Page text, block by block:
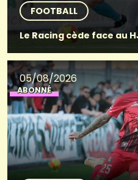
FOOTBALL
Le Racing cède face au
05/08/2026
ABONNÉ